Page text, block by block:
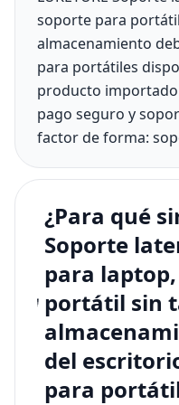
soporte para
almacenamiento
para portátiles
producto
pago seguro y
factor de forma:
¿Para qué
Soporte
para
portátil sin
del
para